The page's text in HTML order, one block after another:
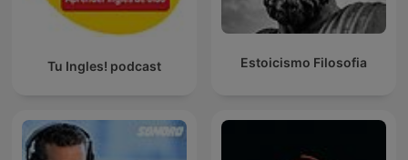
Tu Ingles! podcast Estoicismo Filosofia